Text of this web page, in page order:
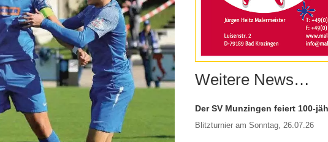
Weitere News…
Der SV Munzingen feiert 100-
Blitzturnier am Sonntag, 26.07.26